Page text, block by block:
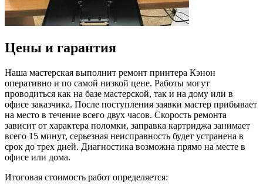
Цены и гарантия
Наша мастерская выполнит ремонт принтера Кэнон
оперативно и по самой низкой цене. Работы могут
проводиться как на базе мастерской, так и на дому или в
офисе заказчика. После поступления заявки мастер прибывает
на место в течение всего двух часов. Скорость ремонта
зависит от характера поломки, заправка картриджа занимает
всего 15 минут, серьезная неисправность будет устранена в
срок до трех дней. Диагностика возможна прямо на месте в
офисе или дома.
Итоговая стоимость работ определяется: